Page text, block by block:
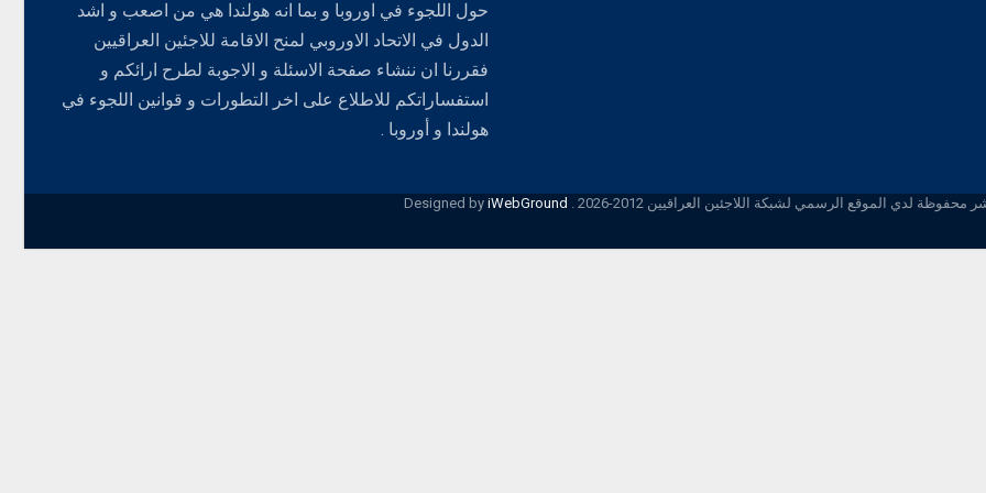
حول اللجوء في اوروبا و بما انه هولندا هي من اصعب و اشد
الدول في الاتحاد الاوروبي لمنح الاقامة للاجئين العراقيين
فقررنا ان ننشاء صفحة الاسئلة و الاجوبة لطرح ارائكم و
استفساراتكم للاطلاع على اخر التطورات و قوانين اللجوء في
هولندا و أوروبا .
لدي الموقع الرسمي لشبكة اللاجئين العراقيين 2012-2026 . Designed by iWebGround